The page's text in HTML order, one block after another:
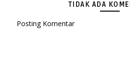
TIDAK ADA
Posting Komentar